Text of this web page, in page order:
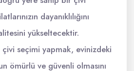
dayanıklılığını
yükseltecektir.
çivi seçimi yapmak, evinizdeki
ömürlü ve güvenli olmasını